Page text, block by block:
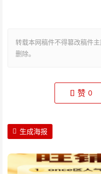
转载本网稿件不得篡改稿件
删除。
赞 0
生成海报